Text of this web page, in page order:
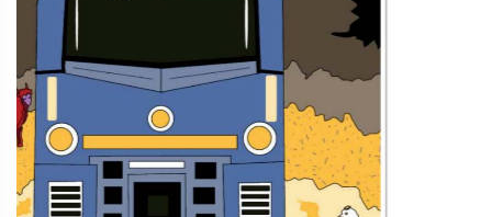
Copyright ©
2026 Todos los derechos reservados | La Jornada
Maya